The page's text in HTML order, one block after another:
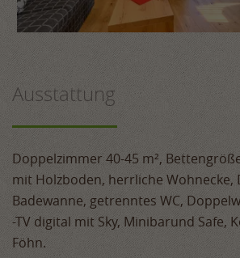
Urlaubsplaner
WELLNESS & SPA
KULINARIUM
REGION & AKTIV
KARRIERE
Ausstattung
Doppelzimmer 40-45 m²,
mit Holzboden, herrliche Wohnecke,
Badewanne, getrenntes WC,
-TV digital mit Sky, Minibarund Safe,
Föhn.